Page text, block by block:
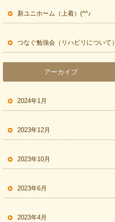
新ユニホーム（上着）(^^♪
つなぐ勉強会（リハビリについて）
アーカイブ
2024年1月
2023年12月
2023年10月
2023年6月
2023年4月